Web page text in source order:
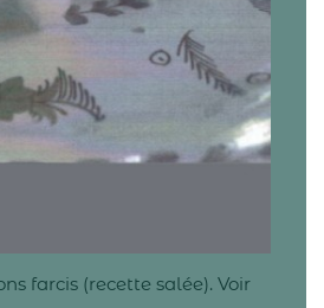
farcis (recette salée). Voir